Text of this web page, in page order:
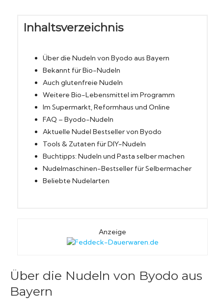
Inhaltsverzeichnis
Über die Nudeln von Byodo aus Bayern
Bekannt für Bio-Nudeln
Auch glutenfreie Nudeln
Weitere Bio-Lebensmittel im Programm
Im Supermarkt, Reformhaus und Online
FAQ – Byodo-Nudeln
Aktuelle Nudel Bestseller von Byodo
Tools & Zutaten für DIY-Nudeln
Buchtipps: Nudeln und Pasta selber machen
Nudelmaschinen-Bestseller für Selbermacher
Beliebte Nudelarten
Anzeige
Über die Nudeln von Byodo aus
Bayern